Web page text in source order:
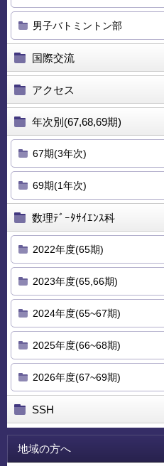
男子バトミントン部
国際交流
アクセス
年次別(67,68,69期)
67期(3年次)
69期(1年次)
数理ﾃﾞｰﾀｻｲｴﾝｽ科
2022年度(65期)
2023年度(65,66期)
2024年度(65~67期)
2025年度(66~68期)
2026年度(67~69期)
SSH
地域の方へ